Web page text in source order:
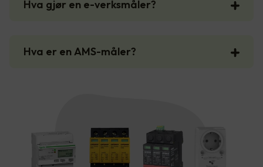
Hva gjør en e-verksmåler?
Hva er en AMS-måler?